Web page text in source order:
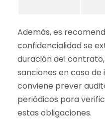
Además, es
confidencialidad se
duración del
sanciones en caso
conviene prever
periódicos para
estas obligaciones.